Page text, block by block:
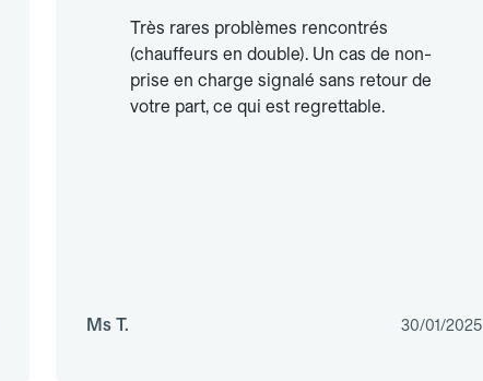
Très rares problèmes rencontrés
(chauffeurs en double). Un cas de non-
prise en charge signalé sans retour de
votre part, ce qui est regrettable.
Ms T. 30/01/2025